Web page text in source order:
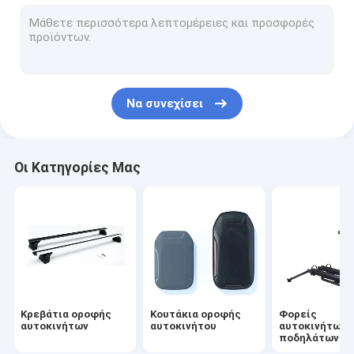
Καμπινγκ αυτοκινήτου
Άλλα αξεσουάρ
Να συνεχίσει
Οι Κατηγορίες Μας
Κρεβάτια οροφής
αυτοκινήτων
Κουτάκια οροφής
αυτοκινήτου
Φορείς
αυτοκινήτων
ποδηλάτων